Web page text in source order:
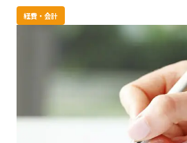
経費・会計